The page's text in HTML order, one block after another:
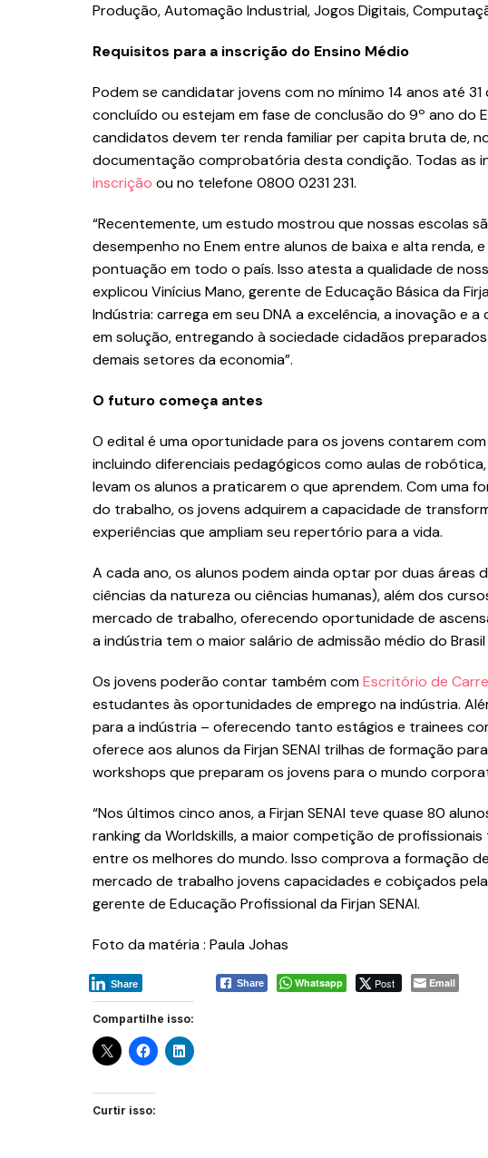
Produção, Automação Industrial, Jogos Digitais,
Requisitos para a inscrição do Ensino Médio
Podem se candidatar jovens com no mínimo 14 anos até
concluído ou estejam em fase de conclusão do 9º ano do
candidatos devem ter renda familiar per capita bruta de,
documentação comprobatória desta condição. Todas as
inscrição ou no telefone 0800 0231 231.
“Recentemente, um estudo mostrou que nossas escolas
desempenho no Enem entre alunos de baixa e alta renda,
pontuação em todo o país. Isso atesta a qualidade de
explicou Vinícius Mano, gerente de Educação Básica da
Indústria: carrega em seu DNA a excelência, a inovação e
em solução, entregando à sociedade cidadãos
demais setores da economia”.
O futuro começa antes
O edital é uma oportunidade para os jovens contarem
incluindo diferenciais pedagógicos como aulas de robótica,
levam os alunos a praticarem o que aprendem. Com uma
do trabalho, os jovens adquirem a capacidade de
experiências que ampliam seu repertório para a vida.
A cada ano, os alunos podem ainda optar por duas áreas
ciências da natureza ou ciências humanas), além dos
mercado de trabalho, oferecendo oportunidade de
a indústria tem o maior salário de admissão médio do
Os jovens poderão contar também comEscritório de
estudantes às oportunidades de emprego na indústria.
para a indústria – oferecendo tanto estágios e trainees
oferece aos alunos da Firjan SENAI trilhas de formação
workshops que preparam os jovens para o mundo
“Nos últimos cinco anos, a Firjan SENAI teve quase 80
ranking da Worldskills, a maior competição de
entre os melhores do mundo. Isso comprova a formação
mercado de trabalho jovens capacidades e cobiçados
gerente de Educação Profissional da Firjan SENAI.
Foto da matéria : Paula Johas
Share Whatsapp Post Email
Share
Compartilhe isso:
Curtir isso: